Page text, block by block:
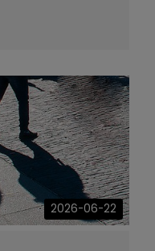
2026-06-22